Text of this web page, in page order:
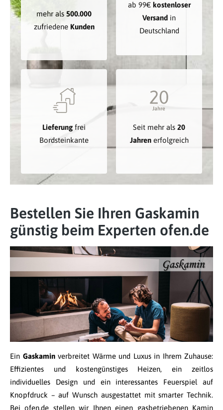
mehr als 500.000
zufriedene Kunden
ab 99€ kostenloser
Versand in
Deutschland
Lieferung frei
Bordsteinkante
Seit mehr als 20
Jahrenerfolgreich
Bestellen Sie Ihren Gaskamin
günstig beim Experten ofen.de
Ein Gaskaminverbreitet Wärme und Luxus in Ihrem Zuhause:
Effizientes und kostengünstiges Heizen, ein zeitlos
individuelles Design und ein interessantes Feuerspiel auf
Knopfdruck – auf Wunsch ausgestattet mit smarter Technik.
Bei ofen.de stellen wir Ihnen einen gasbetriebenen Kamin